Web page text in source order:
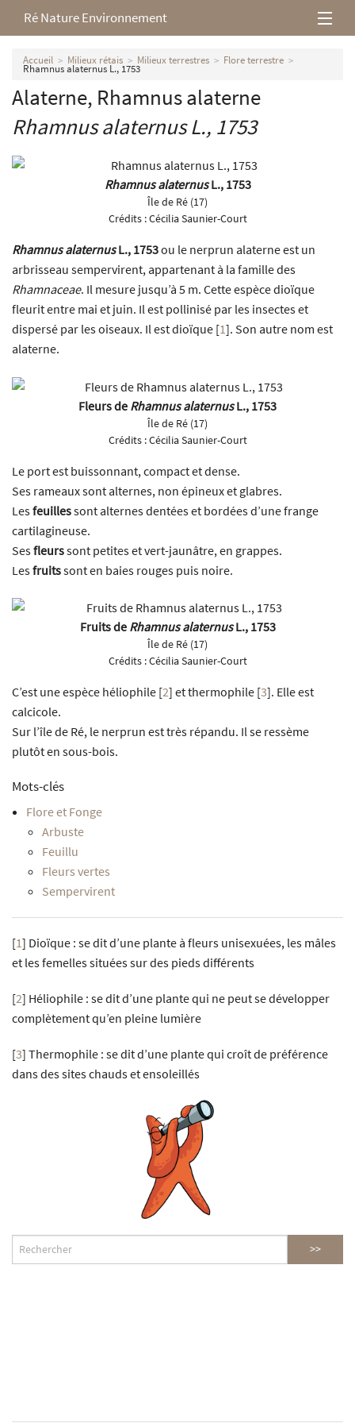
Ré Nature Environnement
L’association
Milieux rétais
Nos parutions
Accueil Milieux rétais Milieux terrestres Flore terrestre
Rhamnus alaternus L., 1753
Alaterne, Rhamnus alaterne
Rhamnus alaternusL., 1753
Rhamnus alaternusL., 1753
Île de Ré (17)
Crédits :Cécilia Saunier-Court
Rhamnus alaternusL., 1753ou le nerprun alaterne est un
arbrisseau sempervirent, appartenant à la famille des
Rhamnaceae. Il mesure jusqu’à 5 m. Cette espèce dioïque
fleurit entre mai et juin. Il est pollinisé par les insectes et
dispersé par les oiseaux. Il est dioïque [1]. Son autre nom est
alaterne.
Fleurs de Rhamnus alaternusL., 1753
Île de Ré (17)
Crédits :Cécilia Saunier-Court
Le port est buissonnant, compact et dense.
Ses rameaux sont alternes, non épineux et glabres.
Lesfeuillessont alternes dentées et bordées d’une frange
cartilagineuse.
Sesfleurssont petites et vert-jaunâtre, en grappes.
Lesfruitssont en baies rouges puis noire.
Fruits de Rhamnus alaternusL., 1753
Île de Ré (17)
Crédits :Cécilia Saunier-Court
C’est une espèce héliophile [2] et thermophile [3]. Elle est
calcicole.
Sur l’île de Ré, le nerprun est très répandu. Il se ressème
plutôt en sous-bois.
Mots-clés
Flore et Fonge
Arbuste
Feuillu
Fleurs vertes
Sempervirent
[1] Dioïque : se dit d’une plante à fleurs unisexuées, les mâles
et les femelles situées sur des pieds différents
[2] Héliophile : se dit d’une plante qui ne peut se développer
complètement qu’en pleine lumière
[3] Thermophile : se dit d’une plante qui croît de préférence
dans des sites chauds et ensoleillés